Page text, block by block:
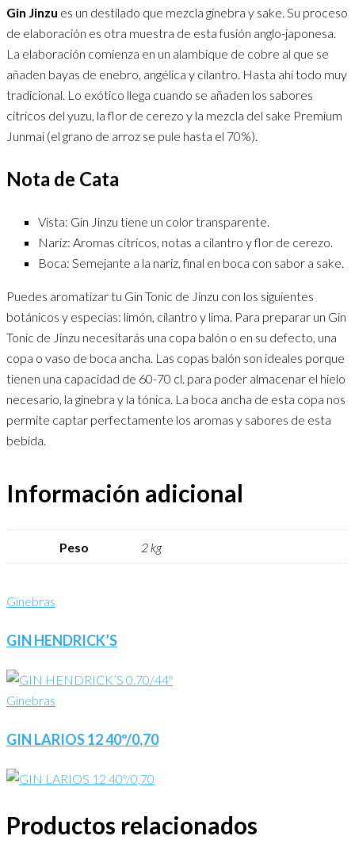
Gin Jinzu es un destilado que mezcla ginebra y sake. Su proceso
de elaboración es otra muestra de esta fusión anglo-japonesa.
La elaboración comienza en un alambique de cobre al que se
añaden bayas de enebro, angélica y cilantro. Hasta ahí todo muy
tradicional. Lo exótico llega cuando se añaden los sabores
cítricos del yuzu, la flor de cerezo y la mezcla del sake Premium
Junmai (el grano de arroz se pule hasta el 70%).
Nota de Cata
Vista: Gin Jinzu tiene un color transparente.
Nariz: Aromas cítricos, notas a cilantro y flor de cerezo.
Boca: Semejante a la nariz, final en boca con sabor a sake.
Puedes aromatizar tu Gin Tonic de Jinzu con los siguientes
botánicos y especias: limón, cilantro y lima. Para preparar un Gin
Tonic de Jinzu necesitarás una copa balón o en su defecto, una
copa o vaso de boca ancha. Las copas balón son ideales porque
tienen una capacidad de 60-70 cl. para poder almacenar el hielo
necesario, la ginebra y la tónica. La boca ancha de esta copa nos
permite captar perfectamente los aromas y sabores de esta
bebida.
Información adicional
Peso 2 kg
Ginebras
GIN HENDRICK’S
Ginebras
GIN LARIOS 12 40º/0,70
Productos relacionados